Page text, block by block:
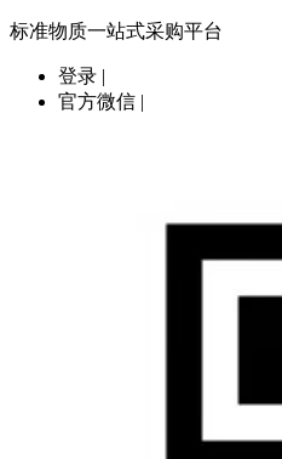
标准物质一站式采购平台
登录 |
官方微信 |